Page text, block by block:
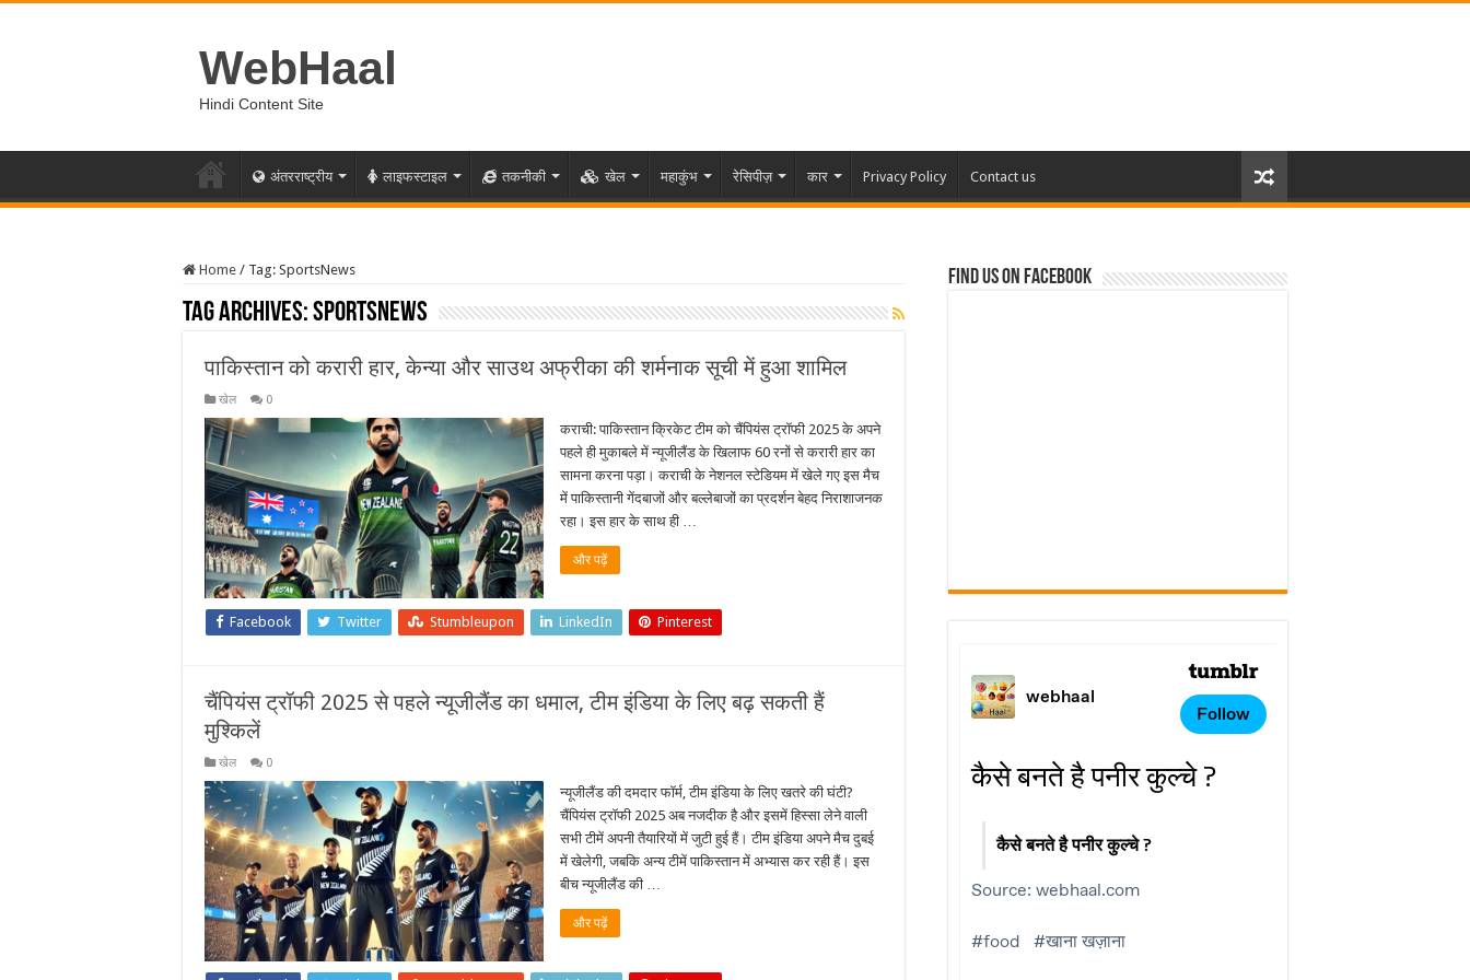
WebHaal
Hindi Content Site
अंतरराष्ट्रीय लाइफस्टाइल तकनीकी खेल महाकुंभ रेसिपीज़ कार Privacy Policy Contact us
Home / Tag: SportsNews
Tag Archives:SportsNews
पाकिस्तान को करारी हार, केन्या और साउथ अफ्रीका की शर्मनाक सूची में हुआ शामिल
खेल 0
कराची: पाकिस्तान क्रिकेट टीम को चैंपियंस ट्रॉफी 2025 के अपने
पहले ही मुकाबले में न्यूजीलैंड के खिलाफ 60 रनों से करारी हार का
सामना करना पड़ा। कराची के नेशनल स्टेडियम में खेले गए इस मैच
में पाकिस्तानी गेंदबाजों और बल्लेबाजों का प्रदर्शन बेहद निराशाजनक
रहा। इस हार के साथ ही …
और पढ़ें
Facebook Twitter Stumbleupon LinkedIn Pinterest
चैंपियंस ट्रॉफी 2025 से पहले न्यूजीलैंड का धमाल, टीम इंडिया के लिए बढ़ सकती हैं
मुश्किलें
खेल 0
न्यूजीलैंड की दमदार फॉर्म, टीम इंडिया के लिए खतरे की घंटी?
चैंपियंस ट्रॉफी 2025 अब नजदीक है और इसमें हिस्सा लेने वाली
सभी टीमें अपनी तैयारियों में जुटी हुई हैं। टीम इंडिया अपने मैच दुबई
में खेलेगी, जबकि अन्य टीमें पाकिस्तान में अभ्यास कर रही हैं। इस
बीच न्यूजीलैंड की …
और पढ़ें
Find us on Facebook